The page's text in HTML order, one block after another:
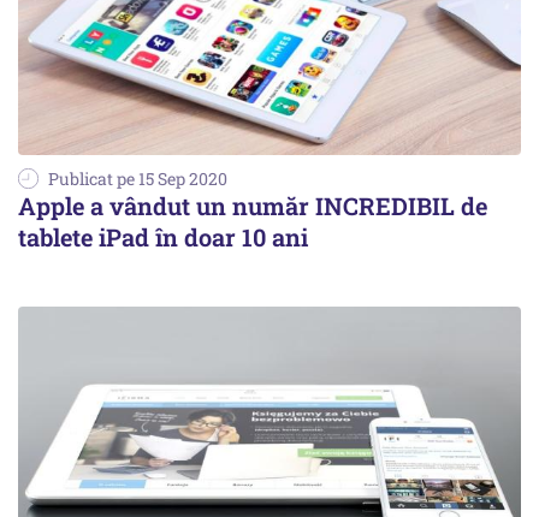
Publicat pe 15 Sep 2020
Apple a vândut un număr INCREDIBIL de
tablete iPad în doar 10 ani